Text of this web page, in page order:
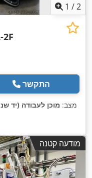
1 /2
2F
התקשר
מצב: מוכן לעבודה (יד
מודעה קטנה